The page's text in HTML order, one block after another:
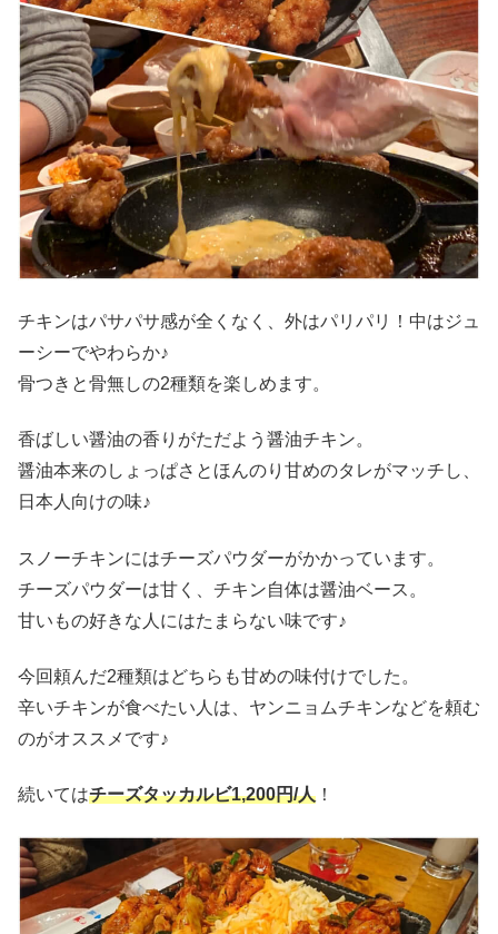
チキンはパサパサ感が全くなく、外はパリパリ！中はジュ
ーシーでやわらか♪
骨つきと骨無しの2種類を楽しめます。
香ばしい醤油の香りがただよう醤油チキン。
醤油本来のしょっぱさとほんのり甘めのタレがマッチし、
日本人向けの味♪
スノーチキンにはチーズパウダーがかかっています。
チーズパウダーは甘く、チキン自体は醤油ベース。
甘いもの好きな人にはたまらない味です♪
今回頼んだ2種類はどちらも甘めの味付けでした。
辛いチキンが食べたい人は、ヤンニョムチキンなどを頼む
のがオススメです♪
続いてはチーズタッカルビ1,200円/人 ！